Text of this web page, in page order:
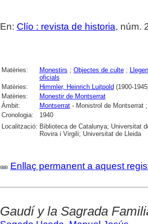
En: Clío : revista de historia, núm.
Matèries: Monestirs ; Objectes de culte;
oficials
Matèries:
Himmler, Heinrich Luitpold (1900-
Matèries:
Monestir de Montserrat
Àmbit:
Montserrat- Monistrol de Montserrat
Cronologia:
1940
Localització: Biblioteca de Catalunya; Universitat
Rovira i Virgili; Universitat de Lleida
Enllaç permanent a aquest
Gaudí y la Sagrada